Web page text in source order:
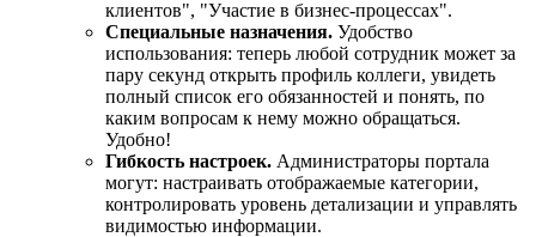
клиентов", "Участие в бизнес-процессах".
Специальные назначения. Удобство
использования: теперь любой сотрудник может за
пару секунд открыть профиль коллеги, увидеть
полный список его обязанностей и понять, по
каким вопросам к нему можно обращаться.
Удобно!
Гибкость настроек. Администраторы портала
могут: настраивать отображаемые категории,
контролировать уровень детализации и управлять
видимостью информации.